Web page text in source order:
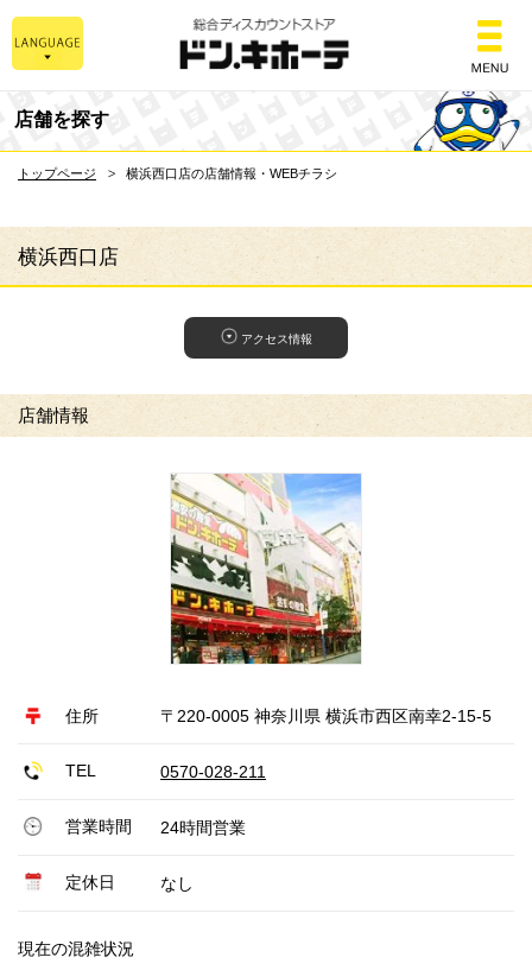
総合ディスカウント
店舗を探す
トップページ 横浜西口店の店舗情報・WEBチラシ
横浜西口店
アクセス情報
店舗情報
住所 〒220-0005 神奈川県 横浜市西区南幸2-15-5
TEL 0570-028-211
営業時間 24時間営業
定休日 なし
現在の混雑状況